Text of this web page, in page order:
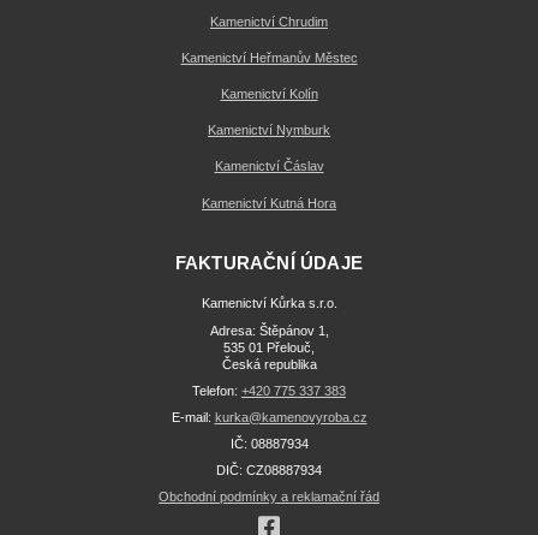
Kamenictví Chrudim
Kamenictví Heřmanův Městec
Kamenictví Kolín
Kamenictví Nymburk
Kamenictví Čáslav
Kamenictví Kutná Hora
FAKTURAČNÍ ÚDAJE
Kamenictví Kůrka s.r.o.
Adresa: Štěpánov 1,
535 01 Přelouč,
Česká republika
Telefon: +420 775 337 383
E-mail: kurka@kamenovyroba.cz
IČ: 08887934
DIČ: CZ08887934
Obchodní podmínky a reklamační řád